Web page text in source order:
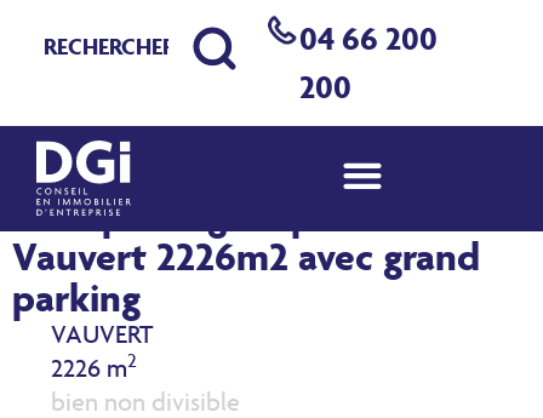
04 66 200
200
Entrepôt logistique à louer à
Vauvert 2226m2 avec grand
parking
VAUVERT
2226 m2
bien non divisible